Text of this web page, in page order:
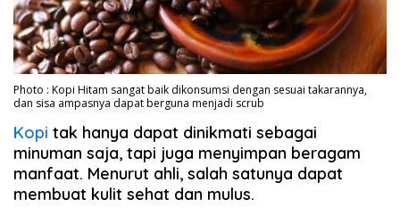
Photo : Kopi Hitam sangat baik dikonsumsi dengan sesuai takarannya,
dan sisa ampasnya dapat berguna menjadi scrub
Kopi tak hanya dapat dinikmati sebagai
minuman saja, tapi juga menyimpan beragam
manfaat. Menurut ahli, salah satunya dapat
membuat kulit sehat dan mulus.